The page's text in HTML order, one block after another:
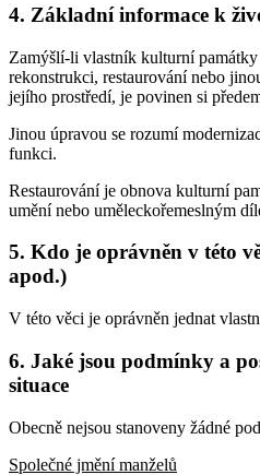
4. Základní informace k
Zamýšlí-li vlastník kulturní
rekonstrukci, restaurování nebo
jejího prostředí, je povinen si
Jinou úpravou se rozumí
funkci.
Restaurování je obnova kulturní
umění nebo uměleckořemeslným
5. Kdo je oprávněn v této
apod.)
V této věci je oprávněn jednat
6. Jaké jsou podmínky a
situace
Obecně nejsou stanoveny žádné
Společné jmění manželů